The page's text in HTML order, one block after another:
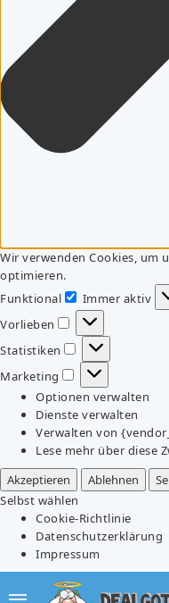
Wir verwenden Cookies, um
optimieren.
Funktional
Funktional
Immer aktiv
Vorlieben
Vorlieben
Statistiken
Statistiken
Marketing
Marketing
Optionen verwalten
Dienste verwalten
Verwalten von
Lese mehr über diese
Akzeptieren
Ablehnen
Selbst wählen
Cookie-Richtlinie
Datenschutzerklärung
Impressum